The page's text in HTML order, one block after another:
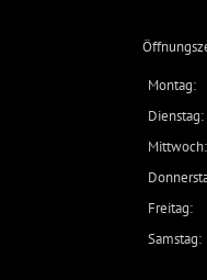
Montag:
Dienstag:
Mittwoch:
Freitag:
Samstag: